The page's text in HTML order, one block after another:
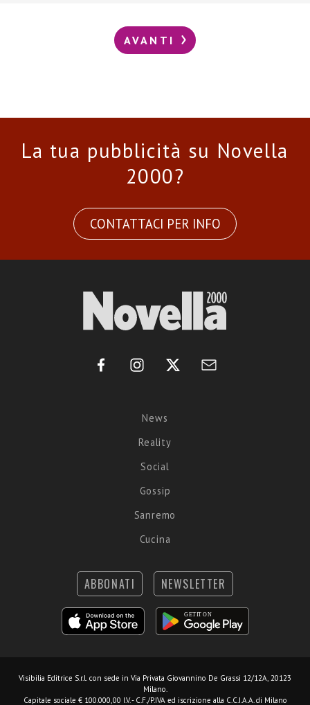
AVANTI
La tua pubblicità su Novella
2000?
CONTATTACI PER INFO
News
Reality
Social
Gossip
Sanremo
Cucina
ABBONATI NEWSLETTER
Visibilia Editrice S.r.l. con sede in Via Privata Giovannino De Grassi 12/12A, 20123
Milano.
Capitale sociale € 100.000,00 I.V. - C.F./P.IVA ed iscrizione alla C.C.I.A.A. di Milano